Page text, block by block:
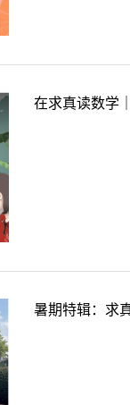
在求真读数学
暑期特辑：求